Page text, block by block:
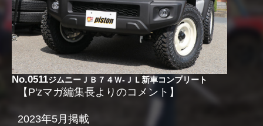
No.0511ジムニーＪＢ７４Ｗ-ＪＬ新車コンプリート
【P'zマガ編集長よりのコメント】
2023年5月掲載